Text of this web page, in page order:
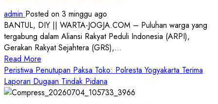
admin Posted on 3 minggu ago
BANTUL, DIY || WARTA-JOGJA.COM – Puluhan warga yang
tergabung dalam Aliansi Rakyat Peduli Indonesia (ARPI),
Gerakan Rakyat Sejahtera (GRS),...
Read More
more
about
Kasus
Peristiwa Penutupan Paksa Toko: Polresta Yogyakarta Terima
Laporan Dugaan Tindak Pidana